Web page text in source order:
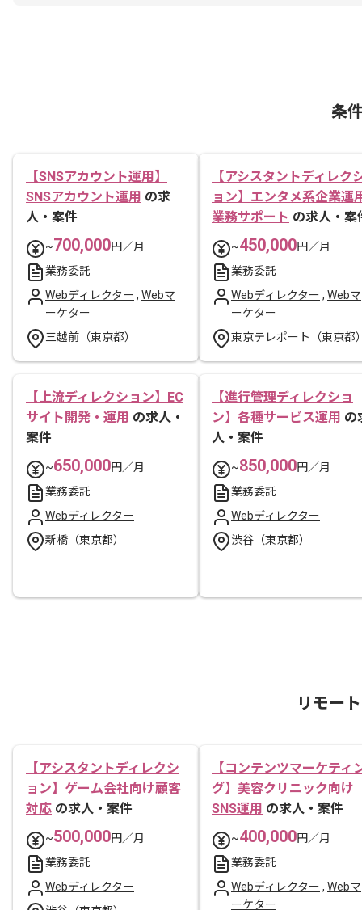
条
【SNSアカウント運用】
SNSアカウント運用 の求
人・案件
~700,000円／月
業務委託
Webディレクター , Webマ
ーケター
三越前（東京都）
【アシスタントディレク
ョン】エンタメ系企業運
業務サポート の求人・案
~450,000円／月
業務委託
Webディレクター , Webマ
ーケター
東京テレポート（東京都
【上流ディレクション】EC
サイト開発・運用 の求人・
案件
~650,000円／月
業務委託
Webディレクター
新橋（東京都）
【進行管理ディレクショ
ン】各種サービス運用 の
人・案件
~850,000円／月
業務委託
Webディレクター
渋谷（東京都）
リモー
【アシスタントディレクシ
ョン】ゲーム会社向け顧客
対応 の求人・案件
~500,000円／月
業務委託
Webディレクター
【コンテンツマーケティ
グ】美容クリニック向け
SNS運用 の求人・案件
~400,000円／月
業務委託
Webディレクター , Webマ
ーケター